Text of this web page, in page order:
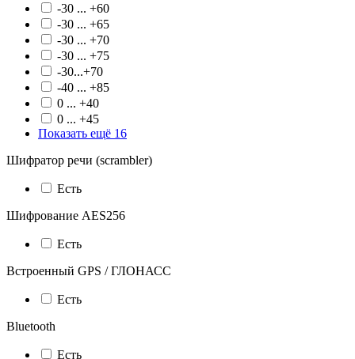
-30 ... +60
-30 ... +65
-30 ... +70
-30 ... +75
-30...+70
-40 ... +85
0 ... +40
0 ... +45
Показать ещё 16
Шифратор речи (scrambler)
Есть
Шифрование AES256
Есть
Встроенный GPS / ГЛОНАСС
Есть
Bluetooth
Есть